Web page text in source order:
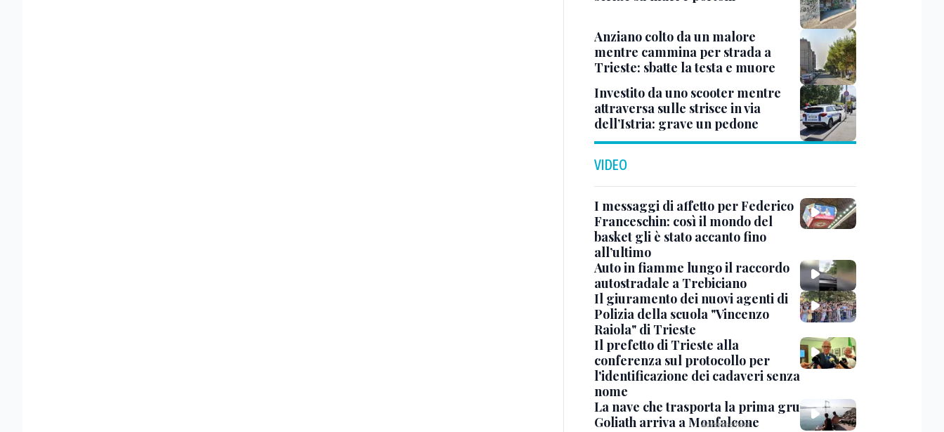
Anziano colto da un malore
mentre cammina per strada a
Trieste: sbatte la testa e muore
Investito da uno scooter mentre
attraversa sulle strisce in via
dell’Istria: grave un pedone
VIDEO
I messaggi di affetto per Federico
Franceschin: così il mondo del
basket gli è stato accanto fino
all’ultimo
Auto in fiamme lungo il raccordo
autostradale a Trebiciano
Il giuramento dei nuovi agenti di
Polizia della scuola "Vincenzo
Raiola" di Trieste
Il prefetto di Trieste alla
conferenza sul protocollo per
l'identificazione dei cadaveri senza
nome
La nave che trasporta la prima gru
Goliath arriva a Monfalcone